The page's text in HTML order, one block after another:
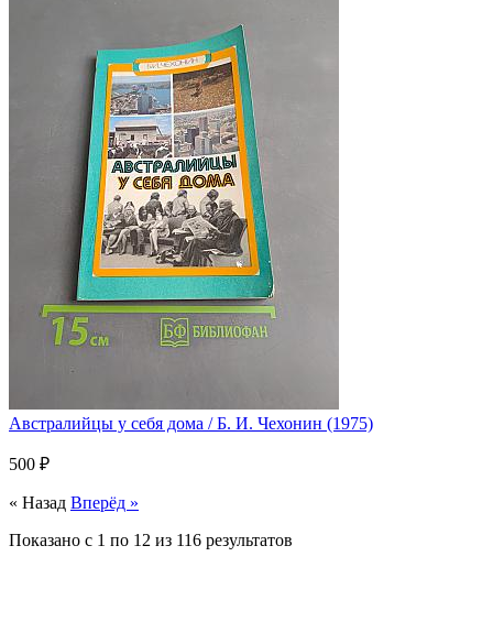
Австралийцы у себя дома / Б. И. Чехонин (1975)
500 ₽
« Назад Вперёд »
Показано с 1 по 12 из 116 результатов